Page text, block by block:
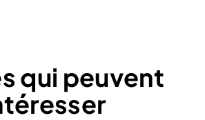
qui peuvent